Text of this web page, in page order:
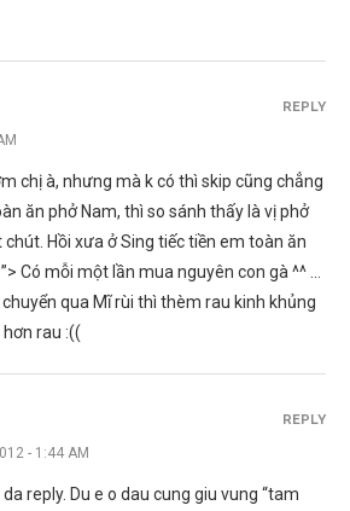
chị à, nhưng mà k có thì skip cũng chẳng
ăn phở Nam, thì so sánh thấy là vị phở
Hồi xưa ở Sing tiếc tiền em toàn ăn
Có mỗi một lần mua nguyên con gà ^^ …
qua Mĩ rùi thì thèm rau kinh khủng
rau :((
REPLY
- 1:44 AM
reply. Du e o dau cung giu vung “tam
REPLY